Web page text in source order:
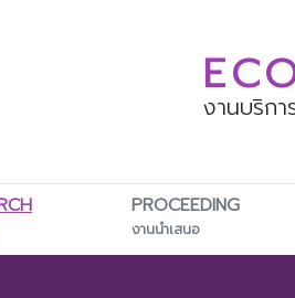
งานบริก
PROCEEDING
งานนำเสนอ